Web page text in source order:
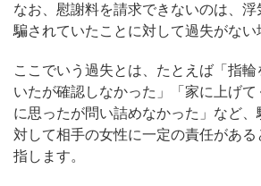
なお、慰謝料を請求できないのは、浮
騙されていたことに対して過失がない
ここでいう過失とは、たとえば「指
いたが確認しなかった」「家に上げ
に思ったが問い詰めなかった」など
対して相手の女性に一定の責任があ
指します。